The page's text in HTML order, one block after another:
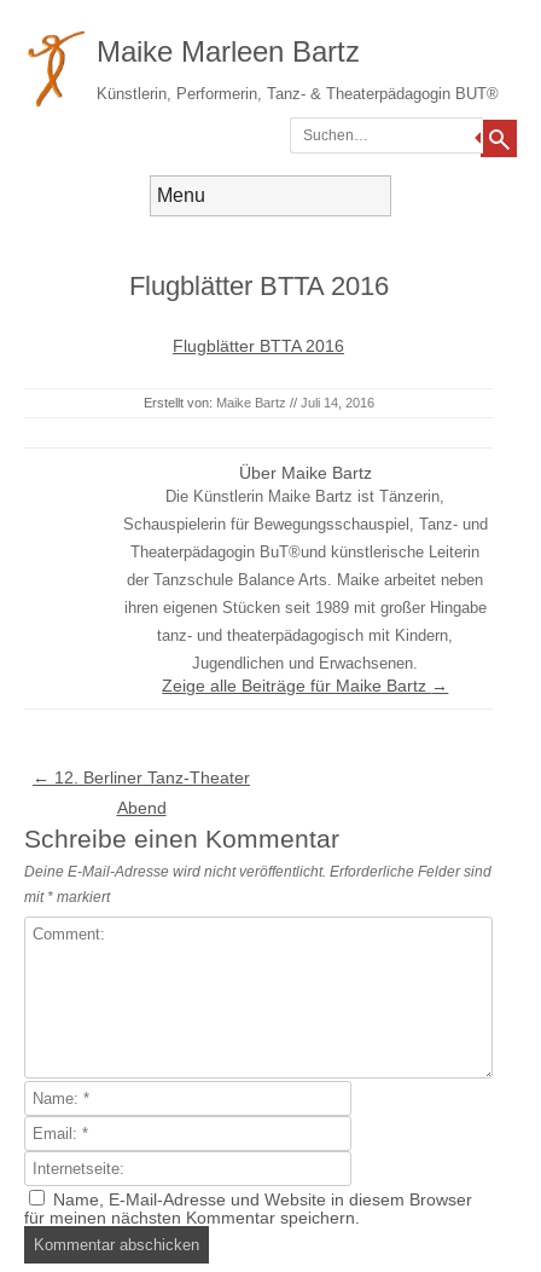
Maike Marleen Bartz
Künstlerin, Performerin, Tanz- & Theaterpädagogin BUT®
Suchen
Flugblätter BTTA 2016
Flugblätter BTTA 2016
Erstellt von: Maike Bartz // Juli 14, 2016
Über Maike Bartz
Die Künstlerin Maike Bartz ist Tänzerin,
Schauspielerin für Bewegungsschauspiel, Tanz- und
Theaterpädagogin BuT®und künstlerische Leiterin
der Tanzschule Balance Arts. Maike arbeitet neben
ihren eigenen Stücken seit 1989 mit großer Hingabe
tanz- und theaterpädagogisch mit Kindern,
Jugendlichen und Erwachsenen.
Zeige alle Beiträge für Maike Bartz →
Beitragsnavigation
← 12. Berliner Tanz-Theater
Abend
Schreibe einen Kommentar
Deine E-Mail-Adresse wird nicht veröffentlicht. Erforderliche Felder sind
mit * markiert
Name, E-Mail-Adresse und Website in diesem Browser
für meinen nächsten Kommentar speichern.